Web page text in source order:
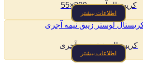
کریستال آویزی 200×55
اطلاعات بیشتر
کریستال زنبق نیمه آجری
اطلاعات بیشتر